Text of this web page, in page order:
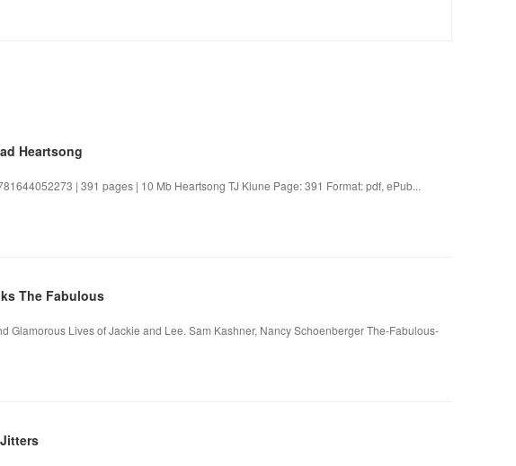
Heartsong
| 391 pages | 10 Mb Heartsong TJ Klune Page: 391 Format: pdf, ePub...
The Fabulous
Glamorous Lives of Jackie and Lee. Sam Kashner, Nancy Schoenberger The-Fabulous-